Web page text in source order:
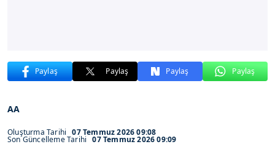
Paylaş Paylaş Paylaş Paylaş
AA
Oluşturma Tarihi 07 Temmuz 2026 09:08
Son Güncelleme Tarihi 07 Temmuz 2026 09:09